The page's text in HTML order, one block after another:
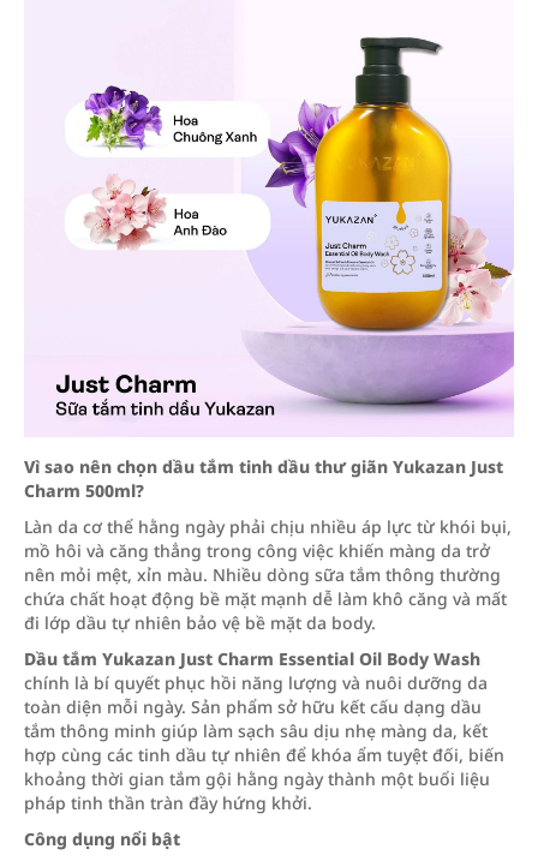
Vì sao nên chọn dầu tắm tinh dầu thư giãn Yukazan Just
Charm 500ml?
Làn da cơ thể hằng ngày phải chịu nhiều áp lực từ khói bụi,
mồ hôi và căng thẳng trong công việc khiến màng da trở
nên mỏi mệt, xỉn màu. Nhiều dòng sữa tắm thông thường
chứa chất hoạt động bề mặt mạnh dễ làm khô căng và mất
đi lớp dầu tự nhiên bảo vệ bề mặt da body.
Dầu tắm Yukazan Just Charm Essential Oil Body Wash
chính là bí quyết phục hồi năng lượng và nuôi dưỡng da
toàn diện mỗi ngày. Sản phẩm sở hữu kết cấu dạng dầu
tắm thông minh giúp làm sạch sâu dịu nhẹ màng da, kết
hợp cùng các tinh dầu tự nhiên để khóa ẩm tuyệt đối, biến
khoảng thời gian tắm gội hằng ngày thành một buổi liệu
pháp tinh thần tràn đầy hứng khởi.
Công dụng nổi bật